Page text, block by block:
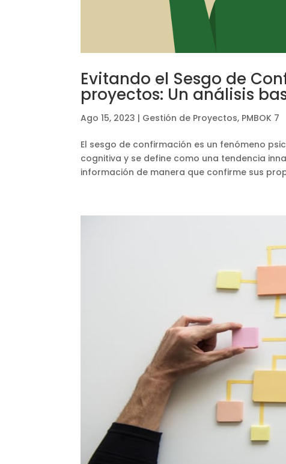
Evitando el Sesgo de
proyectos: Un análisis
Ago 15, 2023 | Gestión de Proyectos, PMBOK 7
El sesgo de confirmación es un fenómeno
cognitiva y se define como una tendencia
información de manera que confirme sus